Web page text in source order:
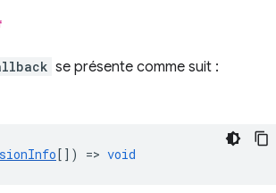
se présente comme suit :
[]) => void